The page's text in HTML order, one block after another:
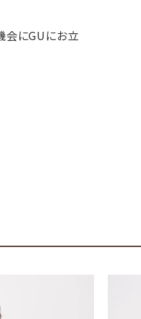
会にGUにお立